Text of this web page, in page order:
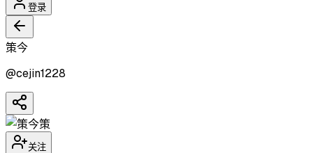
登录
策今
@cejin1228
策
关注